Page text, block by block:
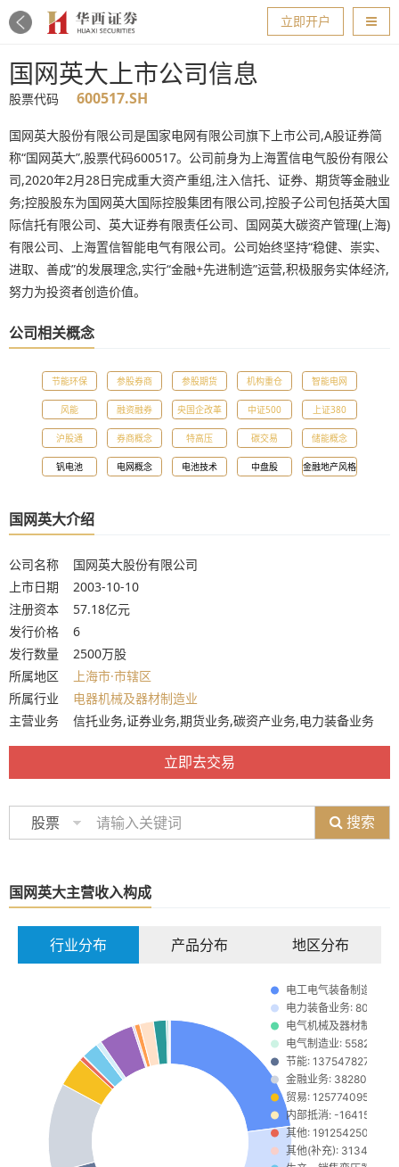
导航
立即开户
国网英大上市公司信息
股票代码 600517.SH
国网英大股份有限公司是国家电网有限公司旗下上市公司,A股证券简
称“国网英大”,股票代码600517。公司前身为上海置信电气股份有限公
司,2020年2月28日完成重大资产重组,注入信托、证券、期货等金融业
务;控股股东为国网英大国际控股集团有限公司,控股子公司包括英大国
际信托有限公司、英大证券有限责任公司、国网英大碳资产管理(上海)
有限公司、上海置信智能电气有限公司。公司始终坚持“稳健、崇实、
进取、善成”的发展理念,实行“金融+先进制造”运营,积极服务实体经济,
努力为投资者创造价值。
公司相关概念
节能环保 参股券商 参股期货 机构重仓 智能电网
风能 融资融券 央国企改革 中证500 上证380
沪股通 券商概念 特高压 碳交易 储能概念
钒电池 电网概念 电池技术 中盘股 金融地产风格
国网英大介绍
公司名称 国网英大股份有限公司
上市日期 2003-10-10
注册资本 57.18亿元
发行价格 6
发行数量 2500万股
所属地区
上海市·市辖区
所属行业 电器机械及器材制造业
主营业务 信托业务,证券业务,期货业务,碳资产业务,电力装备业务
立即去交易
股票 搜索
国网英大主营收入构成
行业分布 产品分布 地区分布